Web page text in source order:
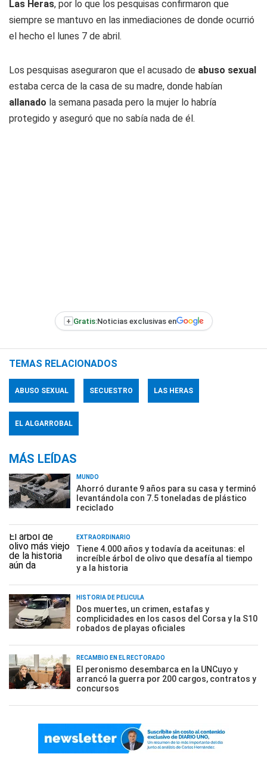
Las Heras, por lo que los pesquisas confirmaron que
siempre se mantuvo en las inmediaciones de donde ocurrió
el hecho el lunes 7 de abril.
Los pesquisas aseguraron que el acusado de abuso sexual
estaba cerca de la casa de su madre, donde habían
allanado la semana pasada pero la mujer lo habría
protegido y aseguró que no sabía nada de él.
+ Gratis:Noticias exclusivas en
TEMAS RELACIONADOS
ABUSO SEXUAL SECUESTRO LAS HERAS
EL ALGARROBAL
MÁS LEÍDAS
MUNDO
Ahorró durante 9 años para su casa y terminó
levantándola con 7.5 toneladas de plástico
reciclado
EXTRAORDINARIO
Tiene 4.000 años y todavía da aceitunas: el
increíble árbol de olivo que desafía al tiempo
y a la historia
HISTORIA DE PELÍCULA
Dos muertes, un crimen, estafas y
complicidades en los casos del Corsa y la S10
robados de playas oficiales
RECAMBIO EN EL RECTORADO
El peronismo desembarca en la UNCuyo y
arrancó la guerra por 200 cargos, contratos y
concursos